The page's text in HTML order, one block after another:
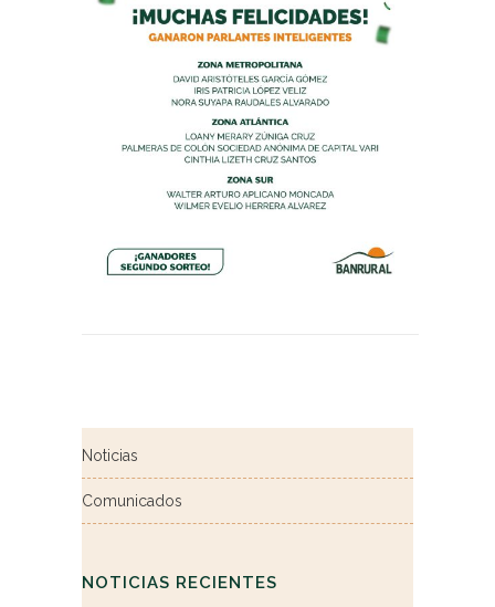
Noticias
Comunicados
NOTICIAS RECIENTES